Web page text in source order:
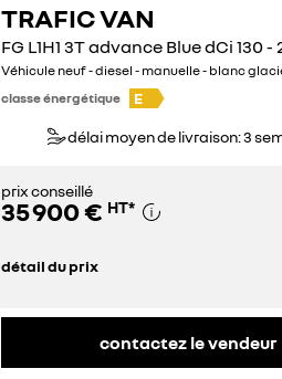
TRAFIC VAN
FG L1H1 3T advance Blue dCi 130 -
Véhicule neuf - diesel - manuelle - blanc
classe énergétique
E
délai moyen de livraison: 3
prix conseillé
35 900 € HT*
détail du prix
contactez le vendeur